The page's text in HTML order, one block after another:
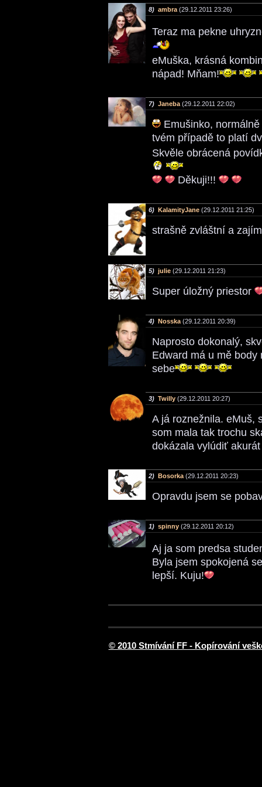
8) ambra (29.12.2011 23:26)
Teraz ma pekne
eMuška, krásná
nápad! Mňam!
7) Janeba (29.12.2011 22:02)
Emušinko,
tvém případě to platí
Skvěle obrácená
Děkuji!!!
6) KalamityJane (29.12.2011 21:25)
strašně zvláštní a
5) julie (29.12.2011 21:23)
Super úložný priestor
4) Nosska (29.12.2011 20:39)
Naprosto dokonalý,
Edward má u mě
sebe
3) Twilly (29.12.2011 20:27)
A já roznežnila. eMuš,
som mala tak trochu
dokázala vylúdiť
2) Bosorka (29.12.2011 20:23)
Opravdu jsem se
1) spinny (29.12.2011 20:12)
Aj ja som predsa
Byla jsem spokojená
lepší. Kuju!
© 2010 Stmívání FF - Kopírování